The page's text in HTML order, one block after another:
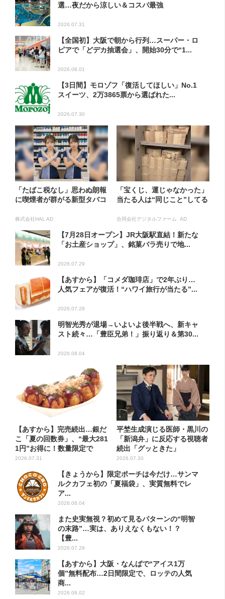
選…夜だから涼しい＆コスパ最強
2026.07.31
【全国初】大阪で朝から行列…スーパー・ロ
ピアで「どデカ抽選会」、開始30分で“1...
2026.08.01
【3日間】モロゾフ「復活してほしい」No.1
スイーツ、2万3865票から選ばれた...
2026.07.30
「たばこ税なし」思わぬ朗報
に喫煙者が群がる新型タバコ
株式会社HAL AD
「宝くじ、運じゃなかった」
当たる人は“同じこと”してる
合同会社デジタルファーム AD
【7月28日オープン】JR大阪駅直結！新たな
「お土産ショップ」、銘菓バラ売りで地...
2026.07.29
【あすから】「コメダ珈琲店」で2年ぶり…
人気フェアが復活！“ハワイ旅行が当たる”...
2026.07.28
明智光秀が退場→いよいよ後半戦へ、新キャ
スト続々…「豊臣兄弟！」振り返り＆第30...
2026.08.04
【あすから】完売続出…銀だ
こ「夏の回数券」、“最大281
1円”お得に！数量限定で
2026.07.31
平埜生成演じる医師・黒川の
「新潟弁」に反応する視聴者
続出「グッときた」
2026.07.30
【きょうから】限定ポーチは今だけ…サンマ
ルクカフェ初の「夏福袋」、実質無料でレ
ア...
2026.08.04
また史実無視？初めて見るパターンの“明智
の末路”…実は、ありえなくもない！？
【豊...
2026.07.29
【あすから】大阪・なんばで“アイス1万
個”無料配布…2日間限定で、ロッテの人気
商...
2026.08.02